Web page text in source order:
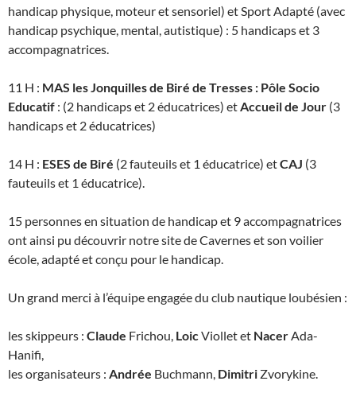
handicap physique, moteur et sensoriel) et Sport Adapté (avec
handicap psychique, mental, autistique) : 5 handicaps et 3
accompagnatrices.
11 H : MAS les Jonquilles de Biré de Tresses : Pôle Socio
Educatif : (2 handicaps et 2 éducatrices) etAccueil de Jour (3
handicaps et 2 éducatrices)
14 H : ESES de Biré (2 fauteuils et 1 éducatrice) etCAJ (3
fauteuils et 1 éducatrice).
15 personnes en situation de handicap et 9 accompagnatrices
ont ainsi pu découvrir notre site de Cavernes et son voilier
école, adapté et conçu pour le handicap.
Un grand merci à l’équipe engagée du club nautique loubésien :
les skippeurs : Claude Frichou, LoicViollet et NacerAda-
Hanifi,
les organisateurs : Andrée Buchmann, Dimitri Zvorykine.